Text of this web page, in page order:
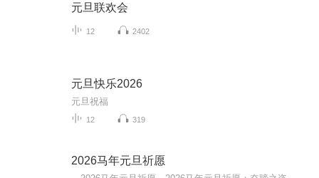
元旦联欢会
12 2402
元旦快乐2026
元旦祝福
12 319
2026马年元旦祈愿